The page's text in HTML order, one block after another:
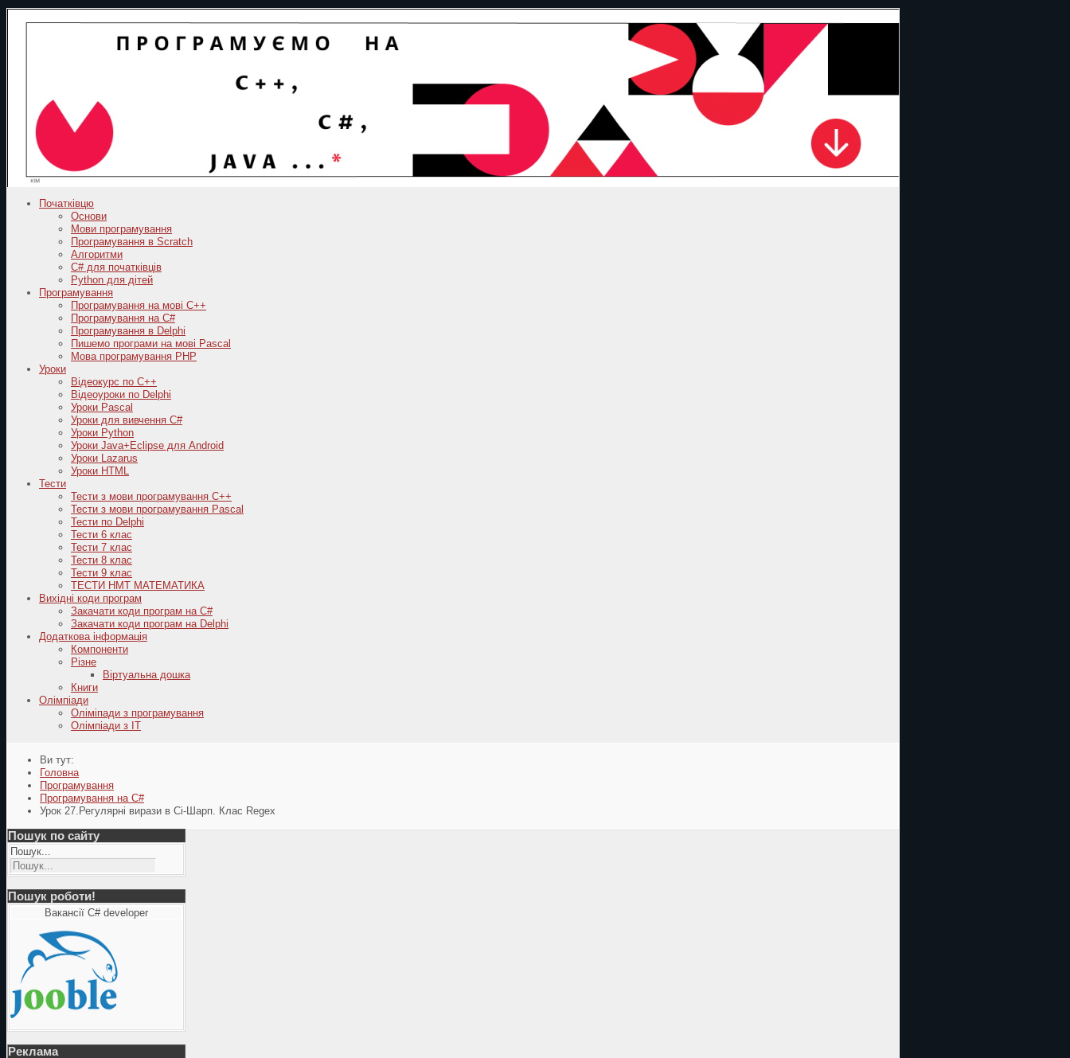
Початківцю
Основи
Мови програмування
Програмування в Scratch
Алгоритми
C# для початківців
Python для дітей
Програмування
Програмування на мові C++
Програмування на C#
Програмування в Delphi
Пишемо програми на мові Pascal
Мова програмування PHP
Уроки
Відеокурс по С++
Відеоуроки по Delphi
Уроки Pascal
Уроки для вивчення C#
Уроки Python
Уроки Java+Eclipse для Android
Уроки Lazarus
Уроки HTML
Тести
Тести з мови програмування C++
Тести з мови програмування Pascal
Тести по Delphi
Тести 6 клас
Тести 7 клас
Тести 8 клас
Тести 9 клас
ТЕСТИ НМТ МАТЕМАТИКА
Вихідні коди програм
Закачати коди програм на C#
Закачати коди програм на Delphi
Додаткова інформація
Компоненти
Різне
Віртуальна дошка
Книги
Олімпіади
Оліміпади з програмування
Олімпіади з ІТ
Ви тут:
Головна
Програмування
Програмування на C#
Урок 27.Регулярні вирази в Сі-Шарп. Клас Regex
Пошук по сайту
Пошук...
Пошук роботи!
Вакансії C# developer
Реклама